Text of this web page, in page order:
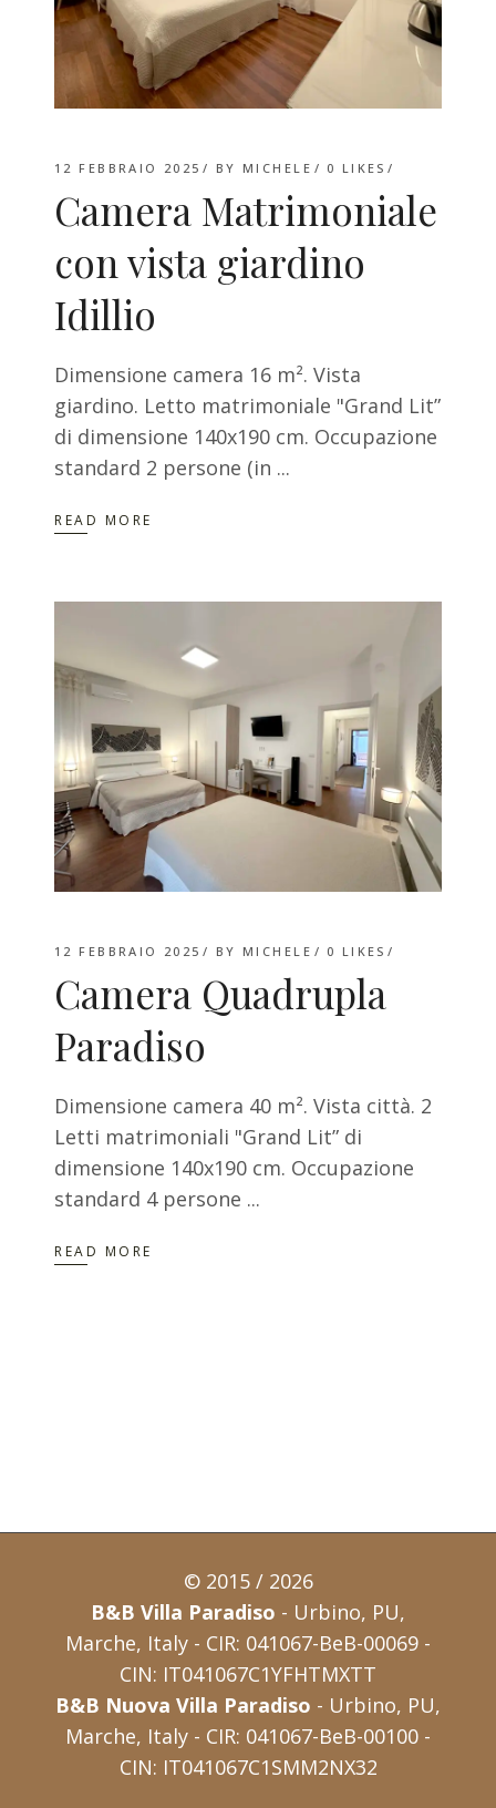
12 FEBBRAIO 2025 BY MICHELE 0 LIKES
Camera Matrimoniale
con vista giardino
Idillio
Dimensione camera 16 m². Vista
giardino. Letto matrimoniale "Grand Lit”
di dimensione 140x190 cm. Occupazione
standard 2 persone (in
READ MORE
12 FEBBRAIO 2025 BY MICHELE 0 LIKES
Camera Quadrupla
Paradiso
Dimensione camera 40 m². Vista città. 2
Letti matrimoniali "Grand Lit” di
dimensione 140x190 cm. Occupazione
standard 4 persone
READ MORE
© 2015 / 2026
B&B Villa Paradiso - Urbino, PU,
Marche, Italy - CIR: 041067-BeB-00069 -
CIN: IT041067C1YFHTMXTT
B&B Nuova Villa Paradiso - Urbino, PU,
Marche, Italy - CIR: 041067-BeB-00100 -
CIN: IT041067C1SMM2NX32